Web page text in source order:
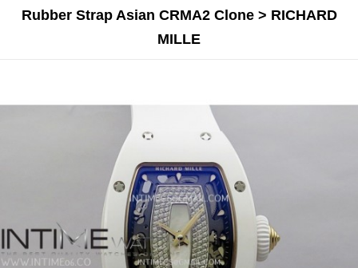
Rubber Strap Asian CRMA2 Clone > RICHARD
MILLE